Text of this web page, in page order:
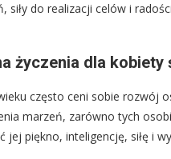
siły do realizacji celów i
życzenia dla
często ceni sobie rozwój
marzeń, zarówno tych
jej piękno, inteligencję, siłę i